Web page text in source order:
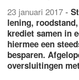
23 januari 2017 -
lening,
krediet samen in
hiermee een
besparen.
oversluitingen